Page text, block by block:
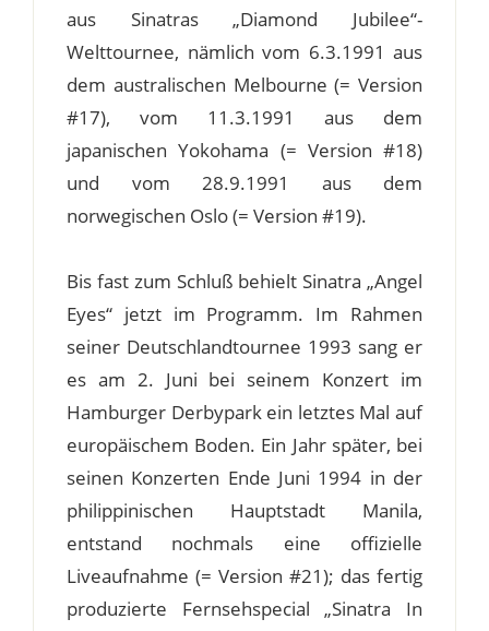
aus Sinatras „Diamond Jubilee“-
Welttournee, nämlich vom 6.3.1991 aus
dem australischen Melbourne (= Version
#17), vom 11.3.1991 aus dem
japanischen Yokohama (= Version #18)
und vom 28.9.1991 aus dem
norwegischen Oslo (= Version #19).
Bis fast zum Schluß behielt Sinatra „Angel
Eyes“ jetzt im Programm. Im Rahmen
seiner Deutschlandtournee 1993 sang er
es am 2. Juni bei seinem Konzert im
Hamburger Derbypark ein letztes Mal auf
europäischem Boden. Ein Jahr später, bei
seinen Konzerten Ende Juni 1994 in der
philippinischen Hauptstadt Manila,
entstand nochmals eine offizielle
Liveaufnahme (= Version #21); das fertig
produzierte Fernsehspecial „Sinatra In